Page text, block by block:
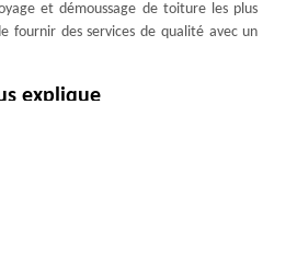
et démoussage de toiture les plus
fournir des services de qualité avec un
explique